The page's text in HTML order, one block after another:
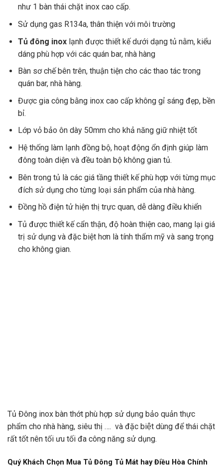
như 1 bàn thái chặt inox cao cấp.
Sử dụng gas R134a, thân thiện với môi trường
Tủ đông inoxlạnh được thiết kế dưới dạng tủ nằm, kiểu
dáng phù hợp với các quán bar, nhà hàng
Bàn sơ chế bên trên, thuận tiện cho các thao tác trong
quán bar, nhà hàng.
Được gia công bằng inox cao cấp không gỉ sáng đẹp, bền
bỉ.
Lớp vỏ bảo ôn dày 50mm cho khả năng giữ nhiệt tốt
Hệ thống làm lạnh đồng bộ, hoạt động ổn định giúp làm
đông toàn diện và đều toàn bộ không gian tủ.
Bên trong tủ là các giá tầng thiết kế phù hợp với từng mục
đích sử dụng cho từng loại sản phẩm của nhà hàng.
Đồng hồ điện tử hiện thị trực quan, dễ dàng điều khiển
Tủ được thiết kế cẩn thận, độ hoàn thiện cao, mang lại giá
trị sử dụng và đặc biệt hơn là tính thẩm mỹ và sang trọng
cho không gian.
Tủ Đông inox bàn thớt phù hợp sử dụng bảo quản thực
phẩm cho nhà hàng, siêu thị …. và đặc biệt dùng để thái chặt
rất tốt nên tối ưu tối đa công năng sử dụng.
Quý Khách Chọn Mua Tủ Đông Tủ Mát hay Điều Hòa Chính